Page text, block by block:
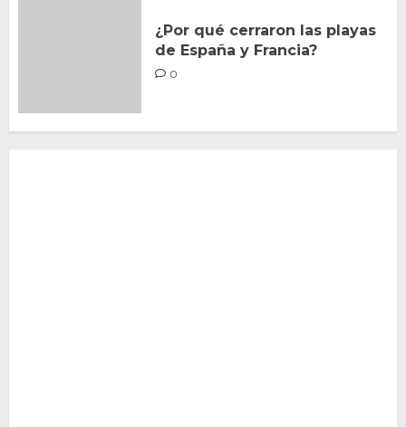
¿Por qué cerraron las playas
de España y Francia?
0